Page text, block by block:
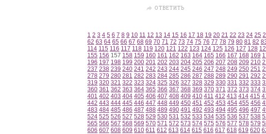
ОТВЕТИТЬ
1 2 3 4 5 6 7 8 9 10 11 12 13 14 15 16 17 18 19 20 21 22 23 24 25
62 63 64 65 66 67 68 69 70 71 72 73 74 75 76 77 78 79 80 81 82
114 115 116 117 118 119 120 121 122 123 124 125 126 127 128
155 156 157 158 159 160 161 162 163 164 165 166 167 168 169
196 197 198 199 200 201 202 203 204 205 206 207 208 209 210
237 238 239 240 241 242 243 244 245 246 247 248 249 250 251
278 279 280 281 282 283 284 285 286 287 288 289 290 291 292
319 320 321 322 323 324 325 326 327 328 329 330 331 332 333
360 361 362 363 364 365 366 367 368 369 370 371 372 373 374
401 402 403 404 405 406 407 408 409 410 411 412 413 414 415
442 443 444 445 446 447 448 449 450 451 452 453 454 455 456
483 484 485 486 487 488 489 490 491 492 493 494 495 496 497
524 525 526 527 528 529 530 531 532 533 534 535 536 537 538
565 566 567 568 569 570 571 572 573 574 575 576 577 578 579
606 607 608 609 610 611 612 613 614 615 616 617 618 619 620